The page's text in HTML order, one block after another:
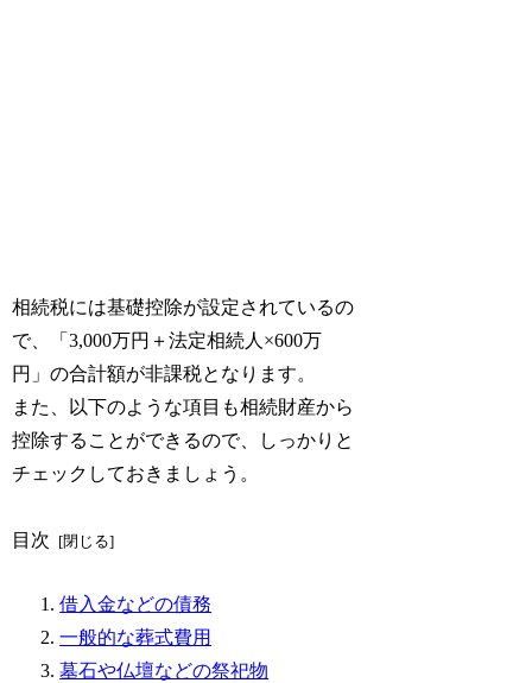
相続税には基礎控除が設定されているの
で、「3,000万円＋法定相続人×600万
円」の合計額が非課税となります。
また、以下のような項目も相続財産から
控除することができるので、しっかりと
チェックしておきましょう。
目次
借入金などの債務
一般的な葬式費用
墓石や仏壇などの祭祀物